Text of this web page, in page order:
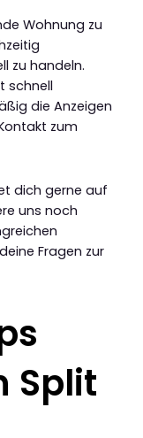
Wohnung zu
zu handeln.
schnell
die Anzeigen
zum
dich gerne auf
uns noch
Fragen zur
Split